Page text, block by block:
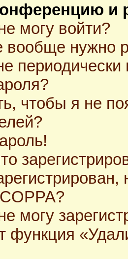
и
могу войти?
нужно
периодически
чтобы я не
могу
функция